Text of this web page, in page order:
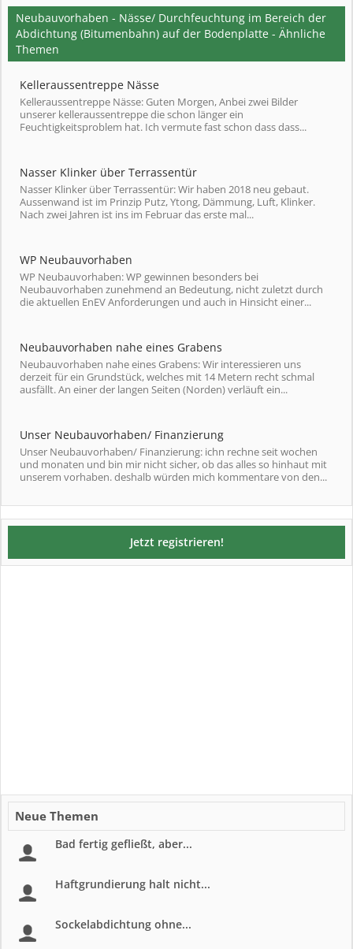
Neubauvorhaben - Nässe/ Durchfeuchtung im Bereich der
Abdichtung (Bitumenbahn) auf der Bodenplatte - Ähnliche
Themen
Kelleraussentreppe Nässe
Kelleraussentreppe Nässe: Guten Morgen, Anbei zwei Bilder
unserer kelleraussentreppe die schon länger ein
Feuchtigkeitsproblem hat. Ich vermute fast schon dass dass...
Nasser Klinker über Terrassentür
Nasser Klinker über Terrassentür: Wir haben 2018 neu gebaut.
Aussenwand ist im Prinzip Putz, Ytong, Dämmung, Luft, Klinker.
Nach zwei Jahren ist ins im Februar das erste mal...
WP Neubauvorhaben
WP Neubauvorhaben: WP gewinnen besonders bei
Neubauvorhaben zunehmend an Bedeutung, nicht zuletzt durch
die aktuellen EnEV Anforderungen und auch in Hinsicht einer...
Neubauvorhaben nahe eines Grabens
Neubauvorhaben nahe eines Grabens: Wir interessieren uns
derzeit für ein Grundstück, welches mit 14 Metern recht schmal
ausfällt. An einer der langen Seiten (Norden) verläuft ein...
Unser Neubauvorhaben/ Finanzierung
Unser Neubauvorhaben/ Finanzierung: ichn rechne seit wochen
und monaten und bin mir nicht sicher, ob das alles so hinhaut mit
unserem vorhaben. deshalb würden mich kommentare von den...
Jetzt registrieren!
Neue Themen
Bad fertig gefließt, aber...
Haftgrundierung halt nicht...
Sockelabdichtung ohne...